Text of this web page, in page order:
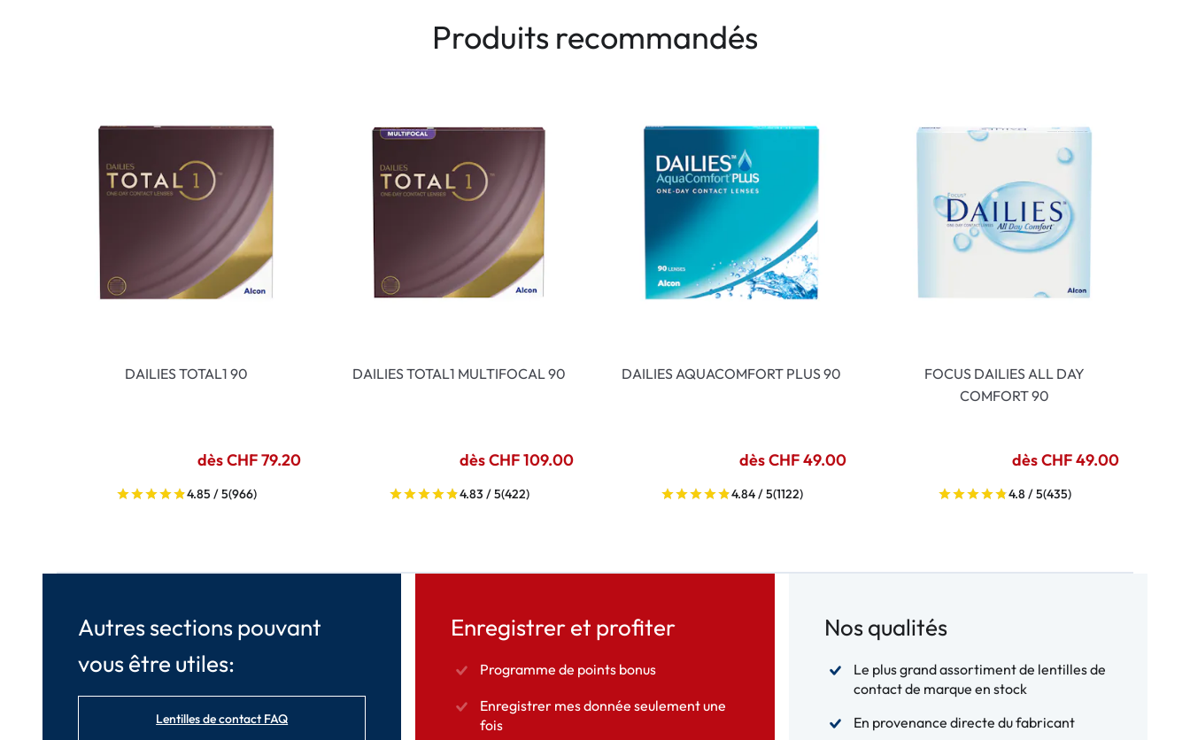
Produits recommandés
DAILIES TOTAL1 90
dès CHF 79.20
4.85 / 5(966)
DAILIES TOTAL1 MULTIFOCAL 90
dès CHF 109.00
4.83 / 5(422)
DAILIES AQUACOMFORT PLUS 90
dès CHF 49.00
4.84 / 5(1122)
FOCUS DAILIES ALL DAY
COMFORT 90
dès CHF 49.00
4.8 / 5(435)
Autres sections pouvant
vous être utiles:
Lentilles de contact FAQ
Enregistrer et profiter
Programme de points bonus
Enregistrer mes donnée seulement une
fois
Nos qualités
Le plus grand assortiment de lentilles de
contact de marque en stock
En provenance directe du fabricant